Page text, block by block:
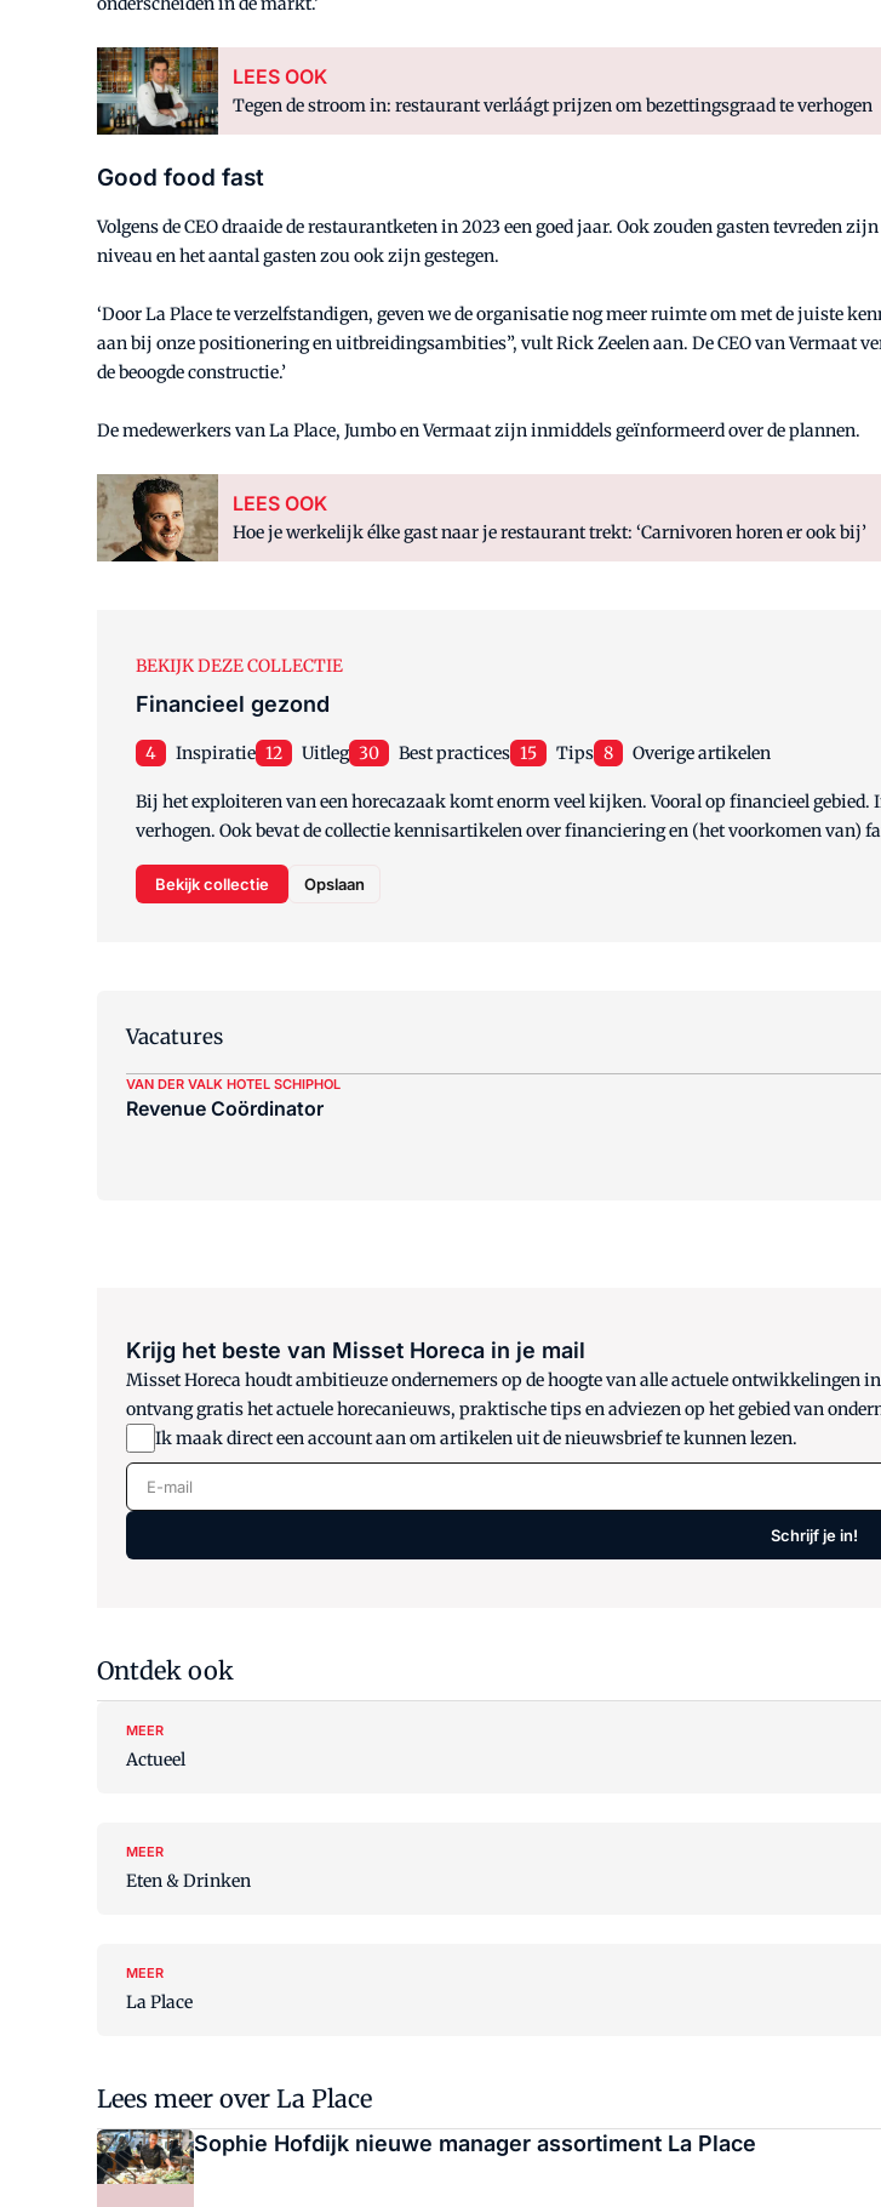
LEES OOK
Tegen de stroom in: restaurant verláágt prijzen om bezettingsgraad te verhogen
Good food fast
Volgens de CEO draaide de restaurantketen in 2023 een goed jaar. Ook zouden gasten tevreden
niveau en het aantal gasten zou ook zijn gestegen.
‘Door La Place te verzelfstandigen, geven we de organisatie nog meer ruimte om met de juiste
aan bij onze positionering en uitbreidingsambities”, vult Rick Zeelen aan. De CEO van
de beoogde constructie.’
De medewerkers van La Place, Jumbo en Vermaat zijn inmiddels geïnformeerd over de plannen.
LEES OOK
Hoe je werkelijk élke gast naar je restaurant trekt: ‘Carnivoren horen er ook bij’
BEKIJK DEZE COLLECTIE
Financieel gezond
4 Inspiratie 12 Uitleg 30 Best practices 15 Tips 8 Overige artikelen
Bij het exploiteren van een horecazaak komt enorm veel kijken. Vooral op financieel
verhogen. Ook bevat de collectie kennisartikelen over financiering en (het voorkomen van)
Bekijk collectie Opslaan
Vacatures
VAN DER VALK HOTEL SCHIPHOL
Revenue Coördinator
Krijg het beste van Misset Horeca in je mail
Misset Horeca houdt ambitieuze ondernemers op de hoogte van alle actuele ontwikkelingen
ontvang gratis het actuele horecanieuws, praktische tips en adviezen op het gebied van
Ik maak direct een account aan om artikelen uit de nieuwsbrief te kunnen lezen.
E-mail
Schrijf je in!
Ontdek ook
MEER
Actueel
MEER
Eten & Drinken
MEER
La Place
Lees meer over La Place
Sophie Hofdijk nieuwe manager assortiment La Place